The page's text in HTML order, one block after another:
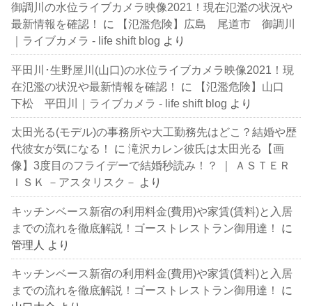
御調川の水位ライブカメラ映像2021！現在氾濫の状況や
最新情報を確認！
に
【氾濫危険】広島 尾道市 御調川
｜ライブカメラ - life shift blog より
平田川･生野屋川(山口)の水位ライブカメラ映像2021！現
在氾濫の状況や最新情報を確認！
に
【氾濫危険】山口
下松 平田川｜ライブカメラ - life shift blog より
太田光る(モデル)の事務所や大工勤務先はどこ？結婚や歴
代彼女が気になる！
に滝沢カレン彼氏は太田光る【画
像】3度目のフライデーで結婚秒読み！？ ｜ ＡＳＴＥＲ
ＩＳＫ －アスタリスク－ より
キッチンベース新宿の利用料金(費用)や家賃(賃料)と入居
までの流れを徹底解説！ゴーストレストラン御用達！
に
管理人 より
キッチンベース新宿の利用料金(費用)や家賃(賃料)と入居
までの流れを徹底解説！ゴーストレストラン御用達！
に